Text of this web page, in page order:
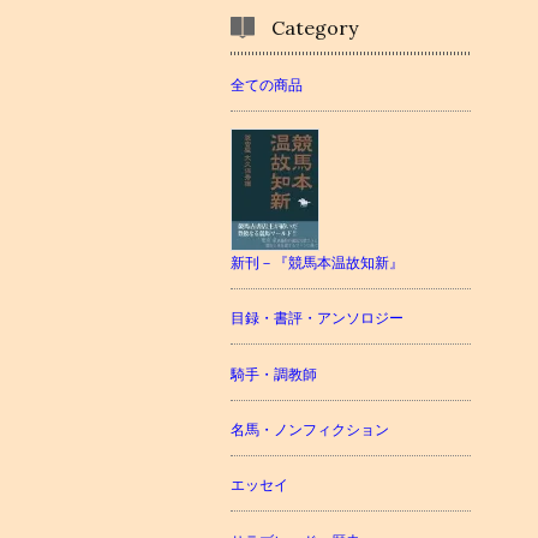
Category
全ての商品
新刊－『競馬本温故知新』
目録・書評・アンソロジー
騎手・調教師
名馬・ノンフィクション
エッセイ